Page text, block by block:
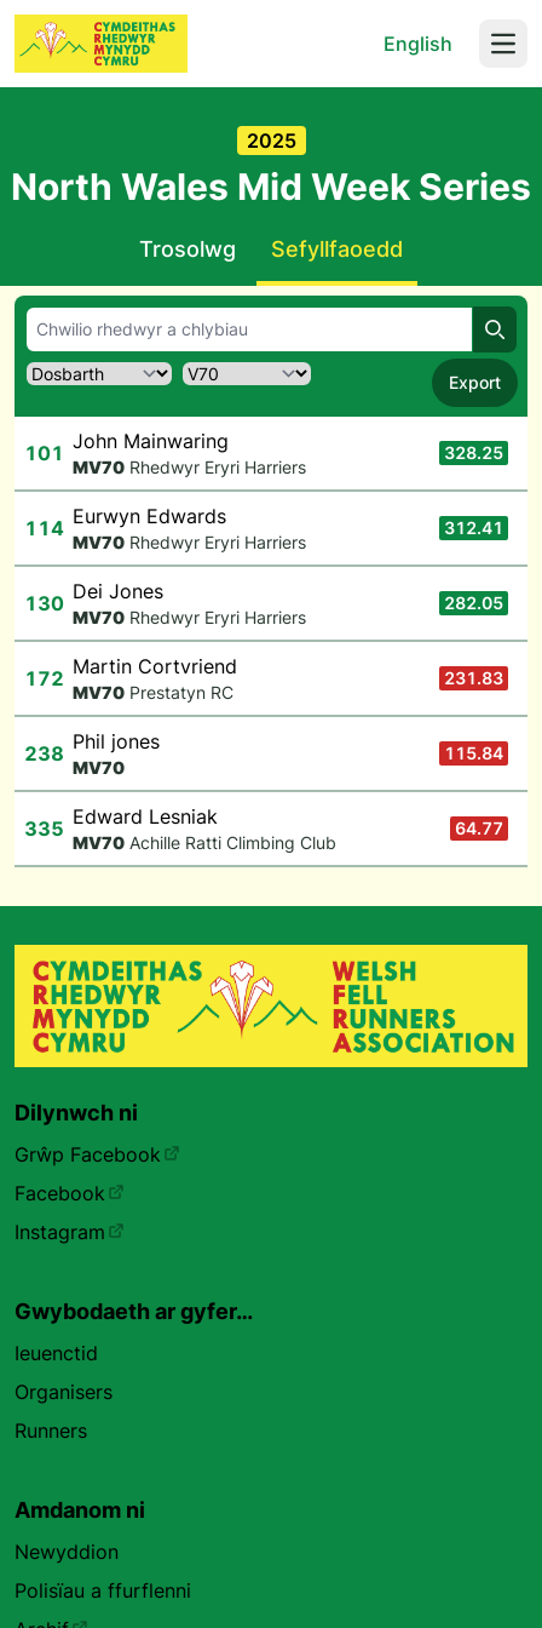
English
2025
North Wales Mid Week Series
Trosolwg Sefyllfaoedd
Export
101 John Mainwaring
MV70 Rhedwyr Eryri Harriers
328.25
114 Eurwyn Edwards
MV70 Rhedwyr Eryri Harriers
312.41
130 Dei Jones
MV70 Rhedwyr Eryri Harriers
282.05
172 Martin Cortvriend
MV70 Prestatyn RC
231.83
238 Phil jones
MV70
115.84
335 Edward Lesniak
MV70 Achille Ratti Climbing Club
64.77
Dilynwch ni
Grŵp Facebook
Facebook
Instagram
Gwybodaeth ar gyfer…
Ieuenctid
Organisers
Runners
Amdanom ni
Newyddion
Polisïau a ffurflenni